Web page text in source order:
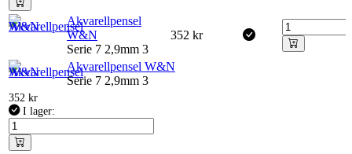
Akvarellpensel
W&N
Serie 7 2,9mm 3
352 kr
Akvarellpensel W&N
Serie 7 2,9mm 3
352 kr
I lager: